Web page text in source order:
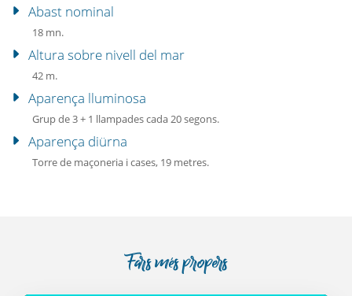
Abast nominal
18 mn.
Altura sobre nivell del mar
42 m.
Aparença lluminosa
Grup de 3 + 1 llampades cada 20 segons.
Aparença diürna
Torre de maçoneria i cases, 19 metres.
Fars més propers